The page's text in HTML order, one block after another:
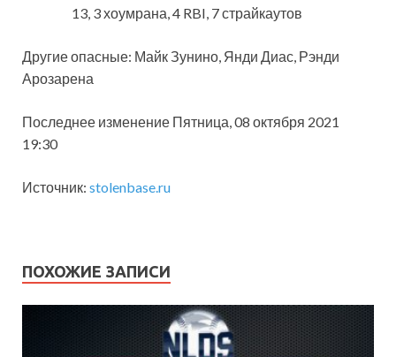
13, 3 хоумрана, 4 RBI, 7 страйкаутов
Другие опасные: Майк Зунино, Янди Диас, Рэнди
Арозарена
Последнее изменение Пятница, 08 октября 2021
19:30
Источник: stolenbase.ru
ПОХОЖИЕ ЗАПИСИ